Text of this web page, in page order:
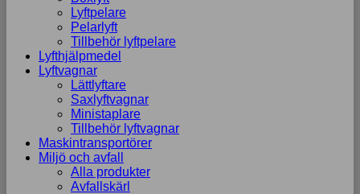
Lyftpelare
Pelarlyft
Tillbehör lyftpelare
Lyfthjälpmedel
Lyftvagnar
Lättlyftare
Saxlyftvagnar
Ministaplare
Tillbehör lyftvagnar
Maskintransportörer
Miljö och avfall
Alla produkter
Avfallskärl